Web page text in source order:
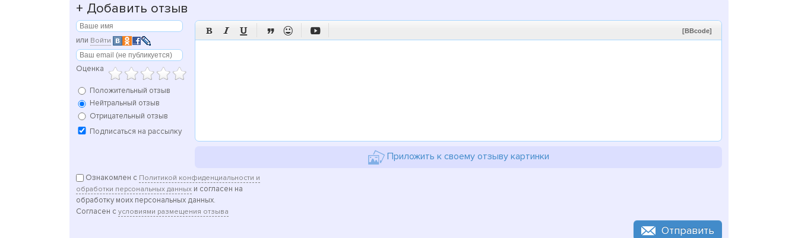
+ Добавить отзыв
или Войти
Оценка
Положительный отзыв
Нейтральный отзыв
Отрицательный отзыв
Подписаться на рассылку
      [BBcode]
Приложить к своему отзыву картинки
Ознакомлен с Политикой конфиденциальности и
обработки персональных данных и согласен на
обработку моих персональных данных.
Согласен с условиями размещения отзыва
Отправить